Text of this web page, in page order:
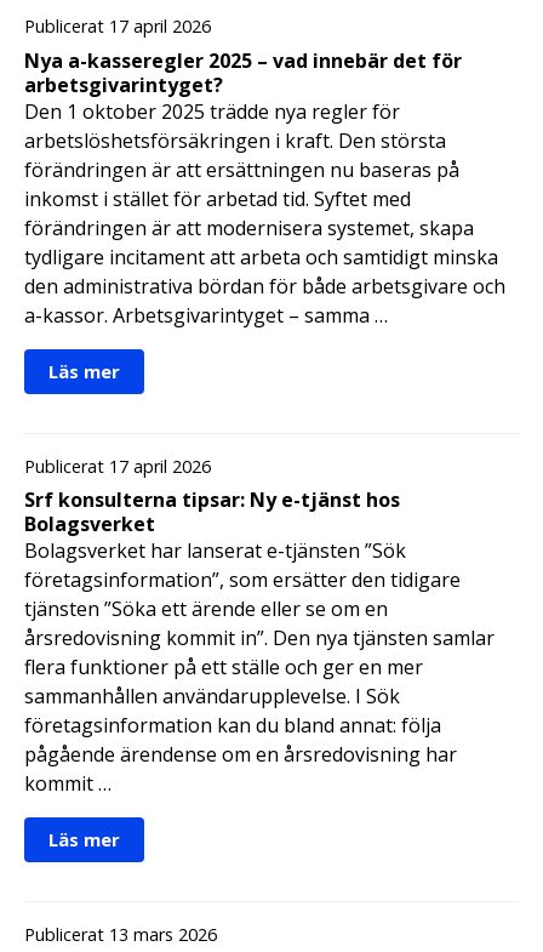
Publicerat 17 april 2026
Nya a-kasseregler 2025 – vad innebär det för
arbetsgivarintyget?
Den 1 oktober 2025 trädde nya regler för
arbetslöshetsförsäkringen i kraft. Den största
förändringen är att ersättningen nu baseras på
inkomst i stället för arbetad tid. Syftet med
förändringen är att modernisera systemet, skapa
tydligare incitament att arbeta och samtidigt minska
den administrativa bördan för både arbetsgivare och
a-kassor. Arbetsgivarintyget – samma …
Läs mer
Publicerat 17 april 2026
Srf konsulterna tipsar: Ny e-tjänst hos
Bolagsverket
Bolagsverket har lanserat e-tjänsten ”Sök
företagsinformation”, som ersätter den tidigare
tjänsten ”Söka ett ärende eller se om en
årsredovisning kommit in”. Den nya tjänsten samlar
flera funktioner på ett ställe och ger en mer
sammanhållen användarupplevelse. I Sök
företagsinformation kan du bland annat: följa
pågående ärendense om en årsredovisning har
kommit …
Läs mer
Publicerat 13 mars 2026